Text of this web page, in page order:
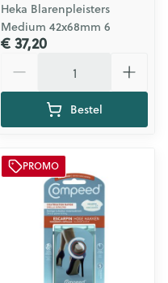
Heka Blarenpleisters
Medium 42x68mm 6
€ 37,20
Bestel
PROMO